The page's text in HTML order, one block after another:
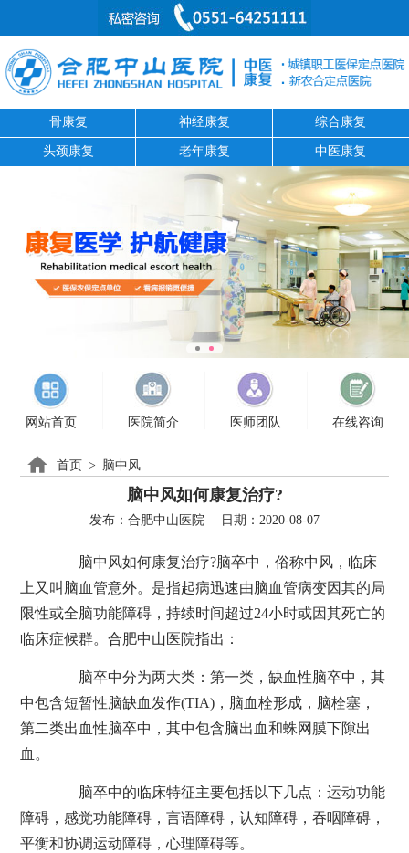
骨康复 神经康复 综合康复
头颈康复 老年康复 中医康复
网站首页 医院简介 医师团队 在线咨询
首页 > 脑中风
脑中风如何康复治疗?
发布：合肥中山医院 日期：2020-08-07
脑中风如何康复治疗?脑卒中，俗称中风，临床
上又叫脑血管意外。是指起病迅速由脑血管病变因其的局
限性或全脑功能障碍，持续时间超过24小时或因其死亡的
临床症候群。合肥中山医院指出：
脑卒中分为两大类：第一类，缺血性脑卒中，其
中包含短暂性脑缺血发作(TIA)，脑血栓形成，脑栓塞，
第二类出血性脑卒中，其中包含脑出血和蛛网膜下隙出
血。
脑卒中的临床特征主要包括以下几点：运动功能
障碍，感觉功能障碍，言语障碍，认知障碍，吞咽障碍，
平衡和协调运动障碍，心理障碍等。